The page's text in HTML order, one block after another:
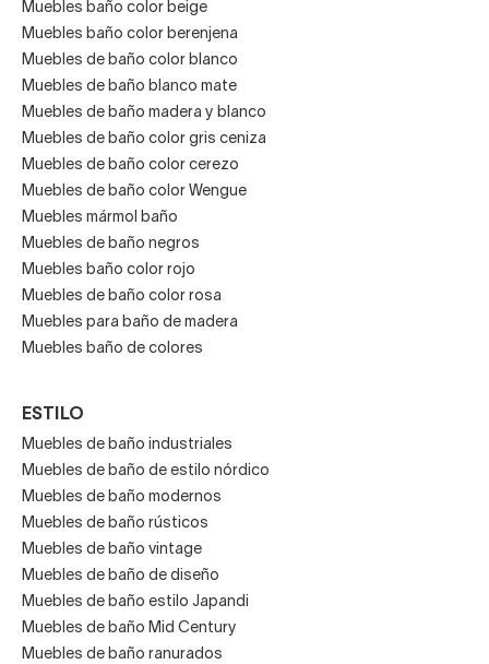
Muebles baño color beige
Muebles baño color berenjena
Muebles de baño color blanco
Muebles de baño blanco mate
Muebles de baño madera y blanco
Muebles de baño color gris ceniza
Muebles de baño color cerezo
Muebles de baño color Wengue
Muebles mármol baño
Muebles de baño negros
Muebles baño color rojo
Muebles de baño color rosa
Muebles para baño de madera
Muebles baño de colores
ESTILO
Muebles de baño industriales
Muebles de baño de estilo nórdico
Muebles de baño modernos
Muebles de baño rústicos
Muebles de baño vintage
Muebles de baño de diseño
Muebles de baño estilo Japandi
Muebles de baño Mid Century
Muebles de baño ranurados